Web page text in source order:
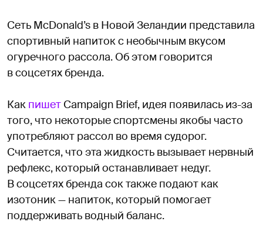
Сеть McDonald’s в Новой Зеландии представила
спортивный напиток с необычным вкусом
огуречного рассола. Об этом говорится
в соцсетях бренда.
Как пишет Campaign Brief, идея появилась из-за
того, что некоторые спортсмены якобы часто
употребляют рассол во время судорог.
Считается, что эта жидкость вызывает нервный
рефлекс, который останавливает недуг.
В соцсетях бренда сок также подают как
изотоник — напиток, который помогает
поддерживать водный баланс.